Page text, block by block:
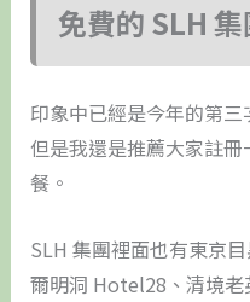
免費的 SLH
印象中已經是今年的第三
但是我還是推薦大家註
餐。
SLH 集團裡面也有東京
爾明洞 Hotel28、清境